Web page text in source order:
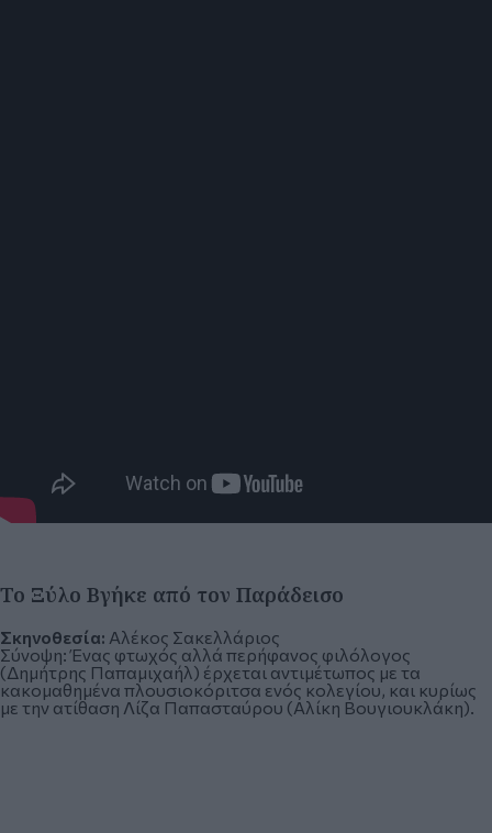
Το Ξύλο Βγήκε από τον Παράδεισο
Σκηνοθεσία: Αλέκος Σακελλάριος
Σύνοψη:Ένας φτωχός αλλά περήφανος φιλόλογος
(Δημήτρης Παπαμιχαήλ) έρχεται αντιμέτωπος με τα
κακομαθημένα πλουσιοκόριτσα ενός κολεγίου, και κυρίως
με την ατίθαση Λίζα Παπασταύρου (Αλίκη Βουγιουκλάκη).